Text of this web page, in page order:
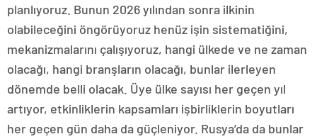
planlıyoruz. Bunun 2026 yılından sonra ilkinin
olabileceğini öngörüyoruz henüz işin sistematiğini,
mekanizmalarını çalışıyoruz, hangi ülkede ve ne zaman
olacağı, hangi branşların olacağı, bunlar ilerleyen
dönemde belli olacak. Üye ülke sayısı her geçen yıl
artıyor, etkinliklerin kapsamları işbirliklerin boyutları
her geçen gün daha da güçleniyor. Rusya’da da bunlar